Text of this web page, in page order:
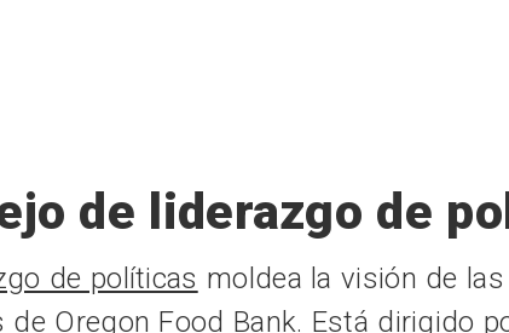
de liderazgo de
de políticas moldea la visión de
Oregon Food Bank. Está dirigido